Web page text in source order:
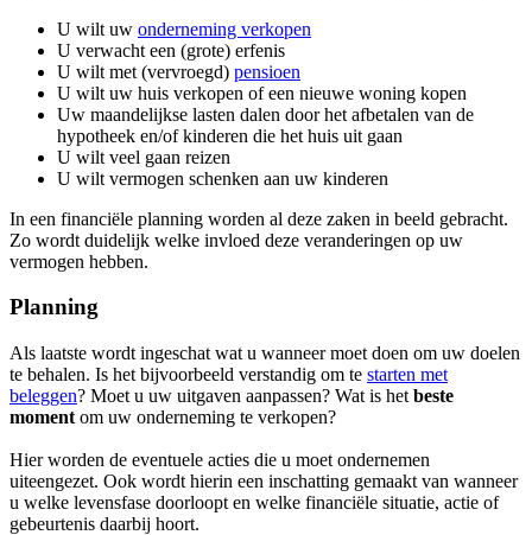
U wilt uw onderneming verkopen
U verwacht een (grote) erfenis
U wilt met (vervroegd) pensioen
U wilt uw huis verkopen of een nieuwe woning kopen
Uw maandelijkse lasten dalen door het afbetalen van de
hypotheek en/of kinderen die het huis uit gaan
U wilt veel gaan reizen
U wilt vermogen schenken aan uw kinderen
In een financiële planning worden al deze zaken in beeld gebracht.
Zo wordt duidelijk welke invloed deze veranderingen op uw
vermogen hebben.
Planning
Als laatste wordt ingeschat wat u wanneer moet doen om uw doelen
te behalen. Is het bijvoorbeeld verstandig om te starten met
beleggen? Moet u uw uitgaven aanpassen? Wat is het beste
moment om uw onderneming te verkopen?
Hier worden de eventuele acties die u moet ondernemen
uiteengezet. Ook wordt hierin een inschatting gemaakt van wanneer
u welke levensfase doorloopt en welke financiële situatie, actie of
gebeurtenis daarbij hoort.